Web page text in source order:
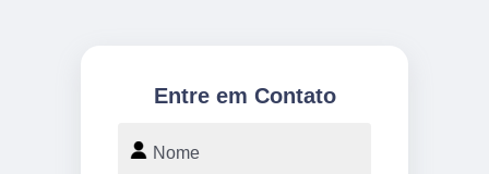
Entre em Contato